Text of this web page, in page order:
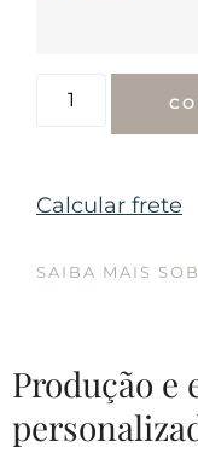
Calcular frete
SAIBA MAIS
Produção e